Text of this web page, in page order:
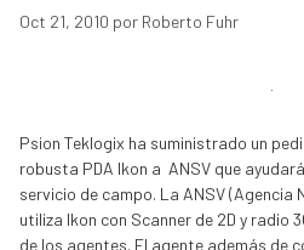
Oct 21, 2010 por Roberto Fuhr
Psion Teklogix ha suministrado un
robusta PDA Ikon a ANSV que
servicio de campo. La ANSV (Agencia
utiliza Ikon con Scanner de 2D y radio
de los agentes. El agente además de